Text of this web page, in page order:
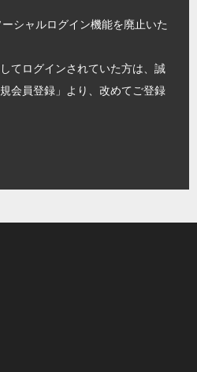
シャルログイン機能を廃止いた
てログインされていた方は、誠
会員登録」より、改めてご登録